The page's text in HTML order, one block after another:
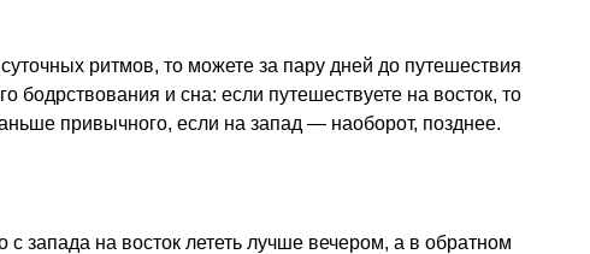
ритмов, то можете за пару дней до путешествия
бодрствования и сна: если путешествуете на восток, то
привычного, если на запад — наоборот, позднее.
с запада на восток лететь лучше вечером, а в обратном